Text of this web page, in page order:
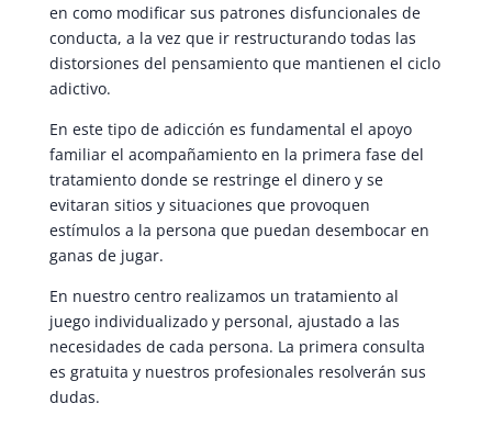
en como modificar sus patrones disfuncionales de
conducta, a la vez que ir restructurando todas las
distorsiones del pensamiento que mantienen el ciclo
adictivo.
En este tipo de adicción es fundamental el apoyo
familiar el acompañamiento en la primera fase del
tratamiento donde se restringe el dinero y se
evitaran sitios y situaciones que provoquen
estímulos a la persona que puedan desembocar en
ganas de jugar.
En nuestro centro realizamos un tratamiento al
juego individualizado y personal, ajustado a las
necesidades de cada persona. La primera consulta
es gratuita y nuestros profesionales resolverán sus
dudas.